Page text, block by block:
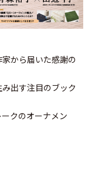
から届いた感謝の
出す注目のブック
クのオーナメン